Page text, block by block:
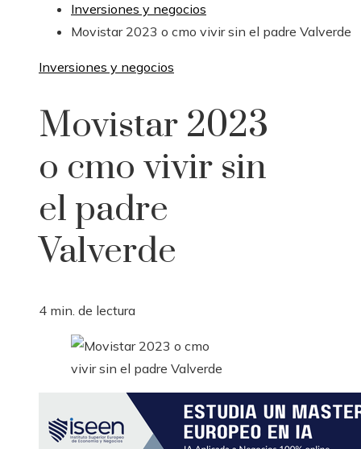
Inversiones y negocios
Movistar 2023 o cmo vivir sin el padre Valverde
Inversiones y negocios
Movistar 2023
o cmo vivir sin
el padre
Valverde
4 min. de lectura